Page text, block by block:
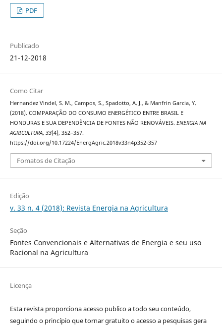
PDF
Publicado
21-12-2018
Como Citar
Hernandez Vindel, S. M., Campos, S., Spadotto, A. J., & Manfrin Garcia, Y.
(2018). COMPARAÇÃO DO CONSUMO ENERGÉTICO ENTRE BRASIL E
HONDURAS E SUA DEPENDÊNCIA DE FONTES NÃO RENOVÁVEIS. ENERGIA NA
AGRICULTURA, 33(4), 352–357.
https://doi.org/10.17224/EnergAgric.2018v33n4p352-357
Fomatos de Citação
Edição
v. 33 n. 4 (2018): Revista Energia na Agricultura
Seção
Fontes Convencionais e Alternativas de Energia e seu uso
Racional na Agricultura
Licença
Esta revista proporciona acesso publico a todo seu conteúdo,
seguindo o princípio que tornar gratuito o acesso a pesquisas gera